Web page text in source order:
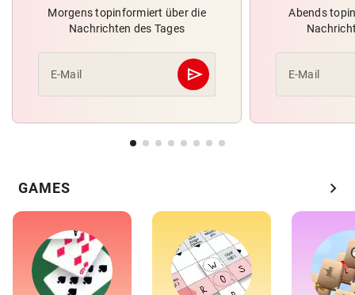
Morgens topinformiert über die
Nachrichten des Tages
E-Mail send
Abschicken
Abends
E-Mail
GAMES chevron_right